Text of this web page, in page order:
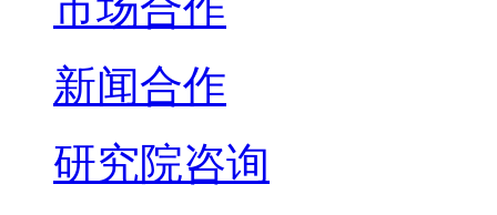
新闻合作
研究院咨询